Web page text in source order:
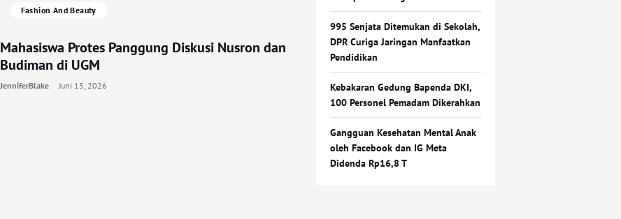
Fashion And Beauty
Mahasiswa Protes Panggung Diskusi Nusron dan
Budiman di UGM
JenniferBlake Juni 15, 2026
995 Senjata Ditemukan di Sekolah,
DPR Curiga Jaringan Manfaatkan
Pendidikan
Kebakaran Gedung Bapenda DKI,
100 Personel Pemadam Dikerahkan
Gangguan Kesehatan Mental Anak
oleh Facebook dan IG Meta
Didenda Rp16,8 T